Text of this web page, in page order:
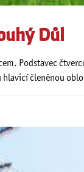
Důl
Podstavec
členěnou